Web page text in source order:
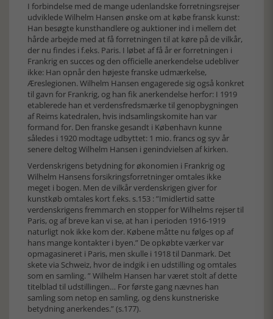
I forbindelse med de mange udenlandske forretningsrejser
udviklede Wilhelm Hansen ønske om at købe fransk kunst:
Han besøgte kunsthandlere og auktioner ind i mellem det
hårde arbejde med at få forretningen til at køre på de vilkår,
der nu findes i f.eks. Paris. I løbet af få år er forretningen i
Frankrig en succes og den officielle anerkendelse udebliver
ikke: Han opnår den højeste franske udmærkelse,
Æreslegionen. Wilhelm Hansen engagerede sig også konkret
til gavn for Frankrig, og han fik anerkendelse herfor: I 1919
etablerede han et verdensfredsmærke til genopbygningen
af Reims katedralen, hvis indsamlingskomite han var
formand for. Den franske gesandt i København kunne
således i 1920 modtage udbyttet: 1 mio. francs og syv år
senere deltog Wilhelm Hansen i genindvielsen af kirken.
Verdenskrigens betydning for økonomien i Frankrig og
Wilhelm Hansens forsikringsforretninger omtales ikke
meget i bogen. Men de vilkår verdenskrigen giver for
kunstkøb omtales kort f.eks. s.153 : ”Imidlertid satte
verdenskrigens fremmarch en stopper for Wilhelms rejser til
Paris, og af breve kan vi se, at han i perioden 1916-1919
naturligt nok ikke kom der. Købene måtte nu følges op af
hans mange kontakter i byen.” De opkøbte værker var
opmagasineret i Paris, men skulle i 1918 til Danmark. Det
skete via Schweiz, hvor de indgik i en udstilling og omtales
som en samling. ” Wilhelm Hansen har været stolt af dette
titelblad til udstillingen… For første gang nævnes han
samling som netop en samling, og dens kunstneriske
betydning anerkendes.” (s.177).